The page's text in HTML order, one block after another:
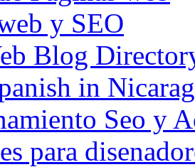
y SEO
Blog
in
Seo y
para